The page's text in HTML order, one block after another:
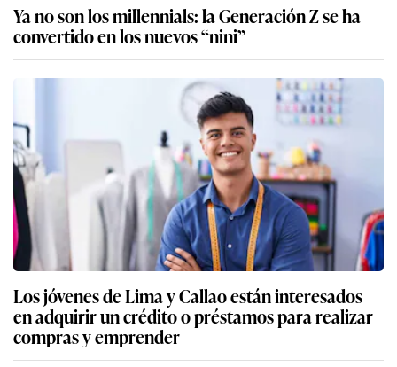
Ya no son los millennials: la Generación Z se ha
convertido en los nuevos “nini”
Los jóvenes de Lima y Callao están interesados
en adquirir un crédito o préstamos para realizar
compras y emprender